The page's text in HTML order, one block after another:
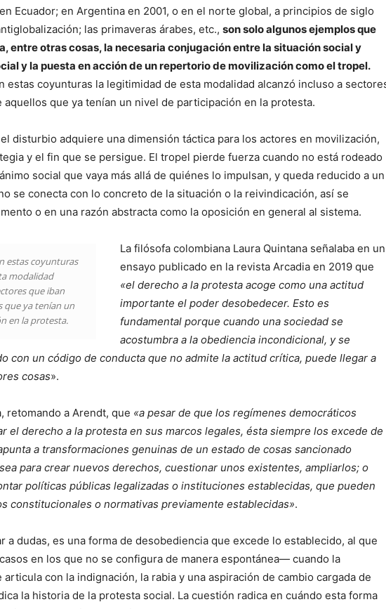
Ecuador; en Argentina en 2001, o en el norte global, a principios de siglo
las primaveras árabes, etc., son solo algunos ejemplos que
entre otras cosas, la necesaria conjugación entre la situación social y
y la puesta en acción de un repertorio de movilización como el tropel.
estas coyunturas la legitimidad de esta modalidad alcanzó incluso a
aquellos que ya tenían un nivel de participación en la protesta.
disturbio adquiere una dimensión táctica para los actores en movilización,
y el fin que se persigue. El tropel pierde fuerza cuando no está rodeado
social que vaya más allá de quiénes lo impulsan, y queda reducido a un
se conecta con lo concreto de la situación o la reivindicación, así se
o en una razón abstracta como la oposición en general al sistema.
estas coyunturas
modalidad
que iban
que ya tenían un
en la protesta.
La filósofa colombiana Laura Quintana señalaba en un
ensayo publicado en la revista Arcadia en 2019 que
«el derecho a la protesta acoge como una actitud
importante el poder desobedecer. Esto es
fundamental porque cuando una sociedad se
acostumbra a la obediencia incondicional, y se
con un código de conducta que no admite la actitud crítica, puede llegar a
cosas».
retomando a Arendt, que «a pesar de que los regímenes democráticos
el derecho a la protesta en sus marcos legales, ésta siempre los excede de
a transformaciones genuinas de un estado de cosas sancionado
para crear nuevos derechos, cuestionar unos existentes, ampliarlos; o
políticas públicas legalizadas o instituciones establecidas, que pueden
constitucionales o normativas previamente establecidas».
a dudas, es una forma de desobediencia que excede lo establecido, al que
en los que no se configura de manera espontánea— cuando la
con la indignación, la rabia y una aspiración de cambio cargada de
la historia de la protesta social. La cuestión radica en cuándo esta forma